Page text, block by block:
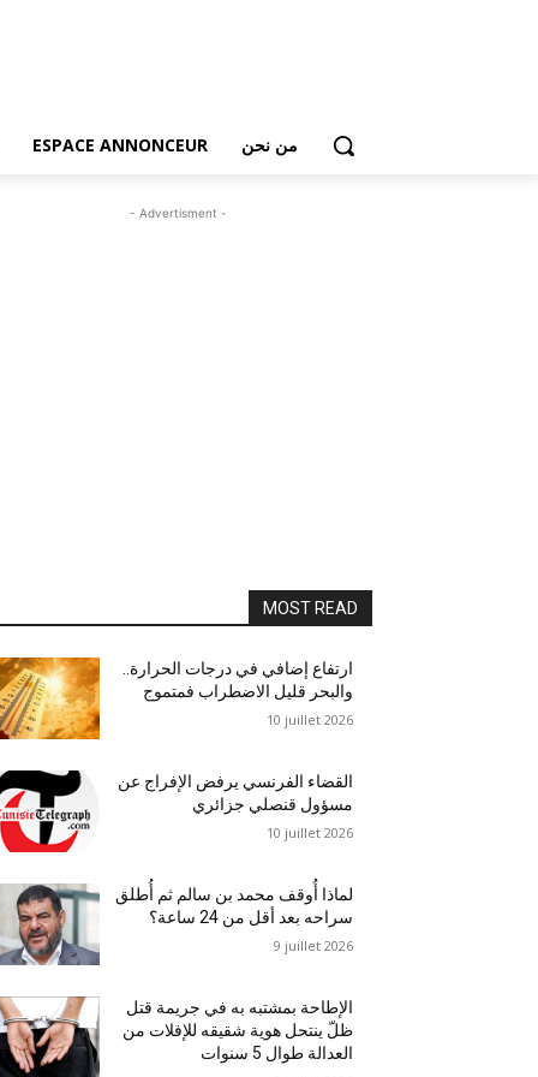
ESPACE ANNONCEUR من نحن
- Advertisment -
MOST READ
ارتفاع إضافي في درجات الحرارة..
والبحر قليل الاضطراب فمتموج
10 juillet 2026
القضاء الفرنسي يرفض الإفراج عن
مسؤول قنصلي جزائري
10 juillet 2026
لماذا أُوقف محمد بن سالم ثم أُطلق
سراحه بعد أقل من 24 ساعة؟
9 juillet 2026
الإطاحة بمشتبه به في جريمة قتل
ظلّ ينتحل هوية شقيقه للإفلات من
العدالة طوال 5 سنوات